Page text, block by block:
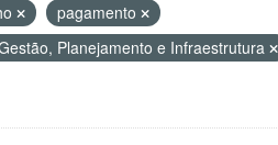
pagamento
Planejamento e Infraestrutura